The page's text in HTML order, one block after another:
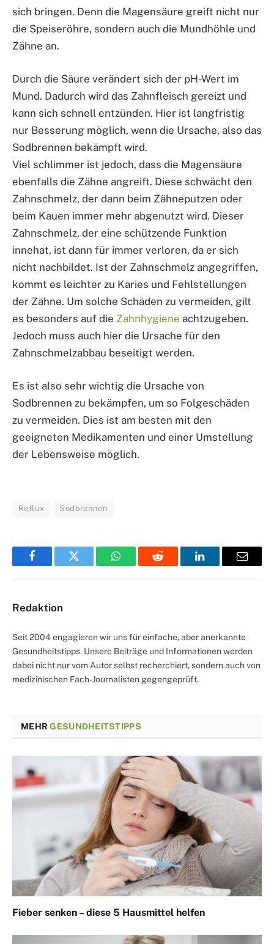
sich bringen. Denn die Magensäure greift nicht nur
die Speiseröhre, sondern auch die Mundhöhle und
Zähne an.
Durch die Säure verändert sich der pH-Wert im
Mund. Dadurch wird das Zahnfleisch gereizt und
kann sich schnell entzünden. Hier ist langfristig
nur Besserung möglich, wenn die Ursache, also das
Sodbrennen bekämpft wird.
Viel schlimmer ist jedoch, dass die Magensäure
ebenfalls die Zähne angreift. Diese schwächt den
Zahnschmelz, der dann beim Zähneputzen oder
beim Kauen immer mehr abgenutzt wird. Dieser
Zahnschmelz, der eine schützende Funktion
innehat, ist dann für immer verloren, da er sich
nicht nachbildet. Ist der Zahnschmelz angegriffen,
kommt es leichter zu Karies und Fehlstellungen
der Zähne. Um solche Schäden zu vermeiden, gilt
es besonders auf die Zahnhygiene achtzugeben.
Jedoch muss auch hier die Ursache für den
Zahnschmelzabbau beseitigt werden.
Es ist also sehr wichtig die Ursache von
Sodbrennen zu bekämpfen, um so Folgeschäden
zu vermeiden. Dies ist am besten mit den
geeigneten Medikamenten und einer Umstellung
der Lebensweise möglich.
Reflux Sodbrennen
FacebookTwitter WhatsAppReddit LinkedInEmail
Redaktion
Seit 2004 engagieren wir uns für einfache, aber anerkannte
Gesundheitstipps. Unsere Beiträge und Informationen werden
dabei nicht nur vom Autor selbst recherchiert, sondern auch von
medizinischen Fach-Journalisten gegengeprüft.
MEHRGESUNDHEITSTIPPS
Fieber senken – diese 5 Hausmittel helfen